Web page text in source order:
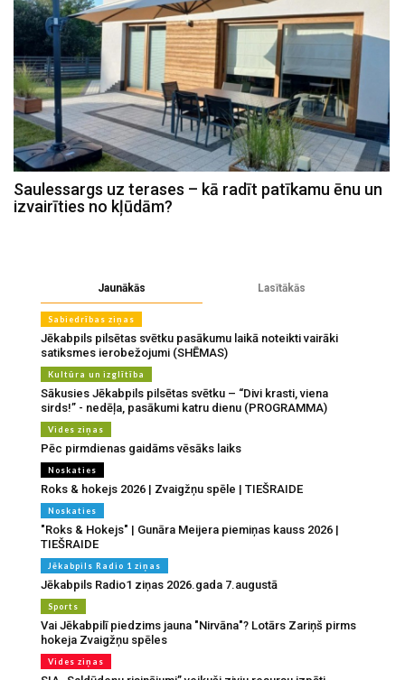
Saulessargs uz terases – kā radīt patīkamu ēnu un
izvairīties no kļūdām?
Jaunākās Lasītākās
Sabiedrības ziņas
Jēkabpils pilsētas svētku pasākumu laikā noteikti vairāki
satiksmes ierobežojumi (SHĒMAS)
Kultūra un izglītība
Sākusies Jēkabpils pilsētas svētku – “Divi krasti, viena
sirds!” - nedēļa, pasākumi katru dienu (PROGRAMMA)
Vides ziņas
Pēc pirmdienas gaidāms vēsāks laiks
Noskaties
Roks & hokejs 2026 | Zvaigžņu spēle | TIEŠRAIDE
Noskaties
"Roks & Hokejs" | Gunāra Meijera piemiņas kauss 2026 |
TIEŠRAIDE
Jēkabpils Radio 1 ziņas
Jēkabpils Radio1 ziņas 2026.gada 7.augustā
Sports
Vai Jēkabpilī piedzims jauna "Nirvāna"? Lotārs Zariņš pirms
hokeja Zvaigžņu spēles
Vides ziņas